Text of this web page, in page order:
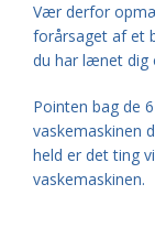
Vær derfor
forårsaget af et
du har lænet dig
Pointen bag de
vaskemaskinen
held er det ting
vaskemaskinen.